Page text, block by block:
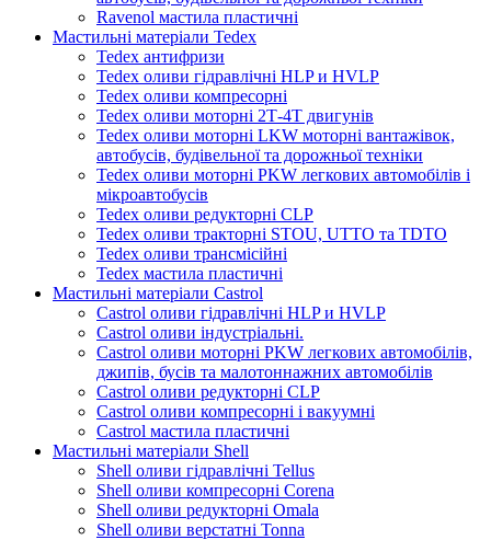
Ravenol мастила пластичні
Мастильні матеріали Tedex
Tedex антифризи
Tedex оливи гідравлічні HLP и HVLP
Tedex оливи компресорні
Tedex оливи моторні 2Т-4Т двигунів
Tedex оливи моторні LKW моторні вантажівок,
автобусів, будівельної та дорожньої техніки
Tedex оливи моторні PKW легкових автомобілів і
мікроавтобусів
Tedex оливи редукторні CLP
Tedex оливи тракторні STOU, UTTO та TDTO
Tedex оливи трансмісійні
Tedex мастила пластичні
Мастильні матеріали Castrol
Castrol оливи гідравлічні HLP и HVLP
Castrol оливи індустріальні.
Castrol оливи моторні PKW легкових автомобілів,
джипів, бусів та малотоннажних автомобілів
Castrol оливи редукторні CLP
Castrol оливи компресорні і вакуумні
Castrol мастила пластичні
Мастильні матеріали Shell
Shell оливи гідравлічні Tellus
Shell оливи компресорні Corena
Shell оливи редукторні Omala
Shell оливи верстатні Tonna